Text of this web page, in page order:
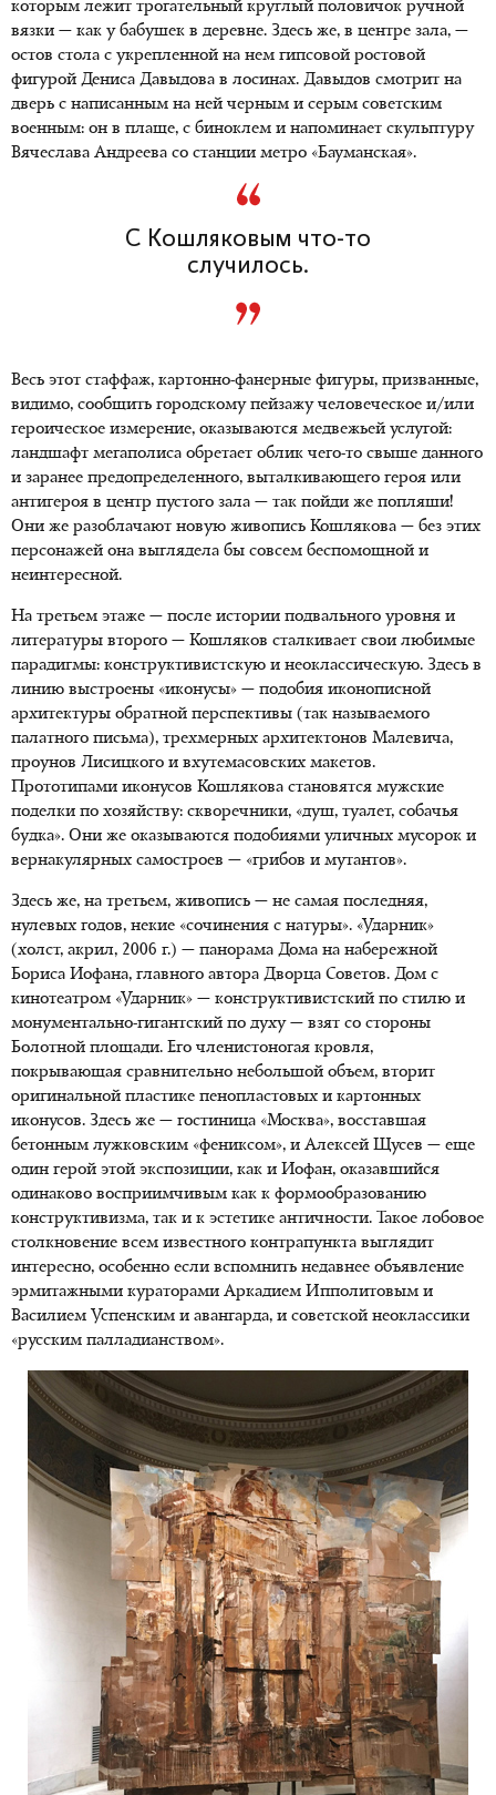
которым лежит трогательный круглый половичок ручной
вязки — как у бабушек в деревне. Здесь же, в центре зала, —
остов стола с укрепленной на нем гипсовой ростовой
фигурой Дениса Давыдова в лосинах. Давыдов смотрит на
дверь с написанным на ней черным и серым советским
военным: он в плаще, с биноклем и напоминает скульптуру
Вячеслава Андреева со станции метро «Бауманская».
С Кошляковым что-то
случилось.
Весь этот стаффаж, картонно-фанерные фигуры, призванные,
видимо, сообщить городскому пейзажу человеческое и/или
героическое измерение, оказываются медвежьей услугой:
ландшафт мегаполиса обретает облик чего-то свыше данного
и заранее предопределенного, выталкивающего героя или
антигероя в центр пустого зала — так пойди же попляши!
Они же разоблачают новую живопись Кошлякова — без этих
персонажей она выглядела бы совсем беспомощной и
неинтересной.
На третьем этаже — после истории подвального уровня и
литературы второго — Кошляков сталкивает свои любимые
парадигмы: конструктивистскую и неоклассическую. Здесь в
линию выстроены «иконусы» — подобия иконописной
архитектуры обратной перспективы (так называемого
палатного письма), трехмерных архитектонов Малевича,
проунов Лисицкого и вхутемасовских макетов.
Прототипами иконусов Кошлякова становятся мужские
поделки по хозяйству: скворечники, «душ, туалет, собачья
будка». Они же оказываются подобиями уличных мусорок и
вернакулярных самостроев — «грибов и мутантов».
Здесь же, на третьем, живопись — не самая последняя,
нулевых годов, некие «сочинения с натуры». «Ударник»
(холст, акрил, 2006 г.) — панорама Дома на набережной
Бориса Иофана, главного автора Дворца Советов. Дом с
кинотеатром «Ударник» — конструктивистский по стилю и
монументально-гигантский по духу — взят со стороны
Болотной площади. Его членистоногая кровля,
покрывающая сравнительно небольшой объем, вторит
оригинальной пластике пенопластовых и картонных
иконусов. Здесь же — гостиница «Москва», восставшая
бетонным лужковским «фениксом», и Алексей Щусев — еще
один герой этой экспозиции, как и Иофан, оказавшийся
одинаково восприимчивым как к формообразованию
конструктивизма, так и к эстетике античности. Такое лобовое
столкновение всем известного контрапункта выглядит
интересно, особенно если вспомнить недавнее объявление
эрмитажными кураторами Аркадием Ипполитовым и
Василием Успенским и авангарда, и советской неоклассики
«русским палладианством».